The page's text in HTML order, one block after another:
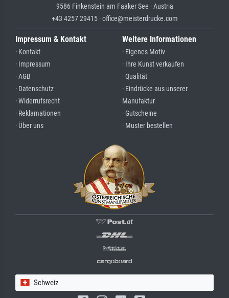
9586 Finkenstein am Faaker See · Austria
+43 4257 29415 · office@meisterdrucke.com
Impressum & Kontakt
· Kontakt
· Impressum
· AGB
· Datenschutz
· Widerrufsrecht
· Reklamationen
· Über uns
Weitere Informationen
· Eigenes Motiv
· Ihre Kunst verkaufen
· Qualität
· Eindrücke aus unserer
Manufaktur
· Gutscheine
· Muster bestellen
Schweiz